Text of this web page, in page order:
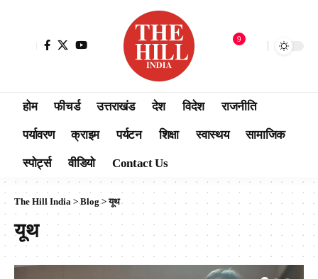
9
होम फीचर्ड उत्तराखंड देश विदेश राजनीति
पर्यावरण क्राइम पर्यटन शिक्षा स्वास्थय सामाजिक
स्पोर्ट्स वीडियो Contact Us
The Hill India >Blog>यूथ
यूथ